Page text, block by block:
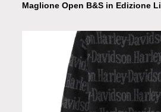
Maglione Open B&S in Edizione